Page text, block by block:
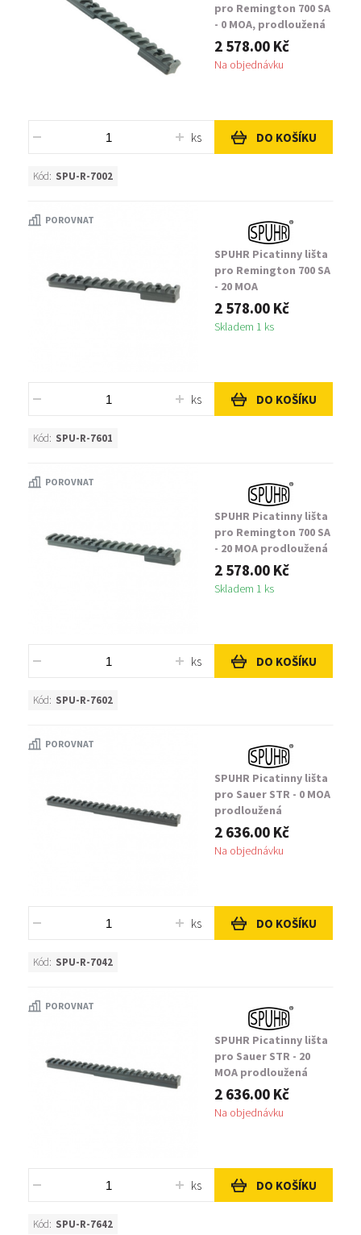
pro Remington 700 SA
- 0 MOA, prodloužená
2 578.00 Kč
Na objednávku
ks DO KOŠÍKU
Kód: SPU-R-7002
POROVNAT
SPUHR Picatinny lišta
pro Remington 700 SA
- 20 MOA
2 578.00 Kč
Skladem 1 ks
ks DO KOŠÍKU
Kód: SPU-R-7601
POROVNAT
SPUHR Picatinny lišta
pro Remington 700 SA
- 20 MOA prodloužená
2 578.00 Kč
Skladem 1 ks
ks DO KOŠÍKU
Kód: SPU-R-7602
POROVNAT
SPUHR Picatinny lišta
pro Sauer STR - 0 MOA
prodloužená
2 636.00 Kč
Na objednávku
ks DO KOŠÍKU
Kód: SPU-R-7042
POROVNAT
SPUHR Picatinny lišta
pro Sauer STR - 20
MOA prodloužená
2 636.00 Kč
Na objednávku
ks DO KOŠÍKU
Kód: SPU-R-7642